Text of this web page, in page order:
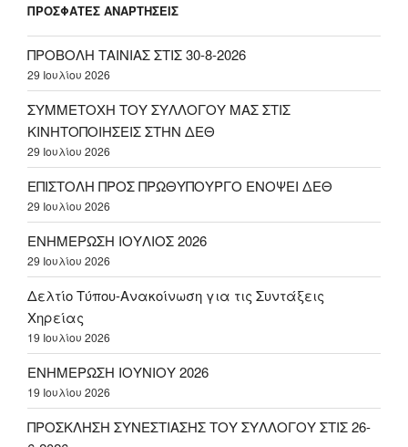
ΠΡΟΣΦΑΤΕΣ ΑΝΑΡΤΗΣΕΙΣ
ΠΡΟΒΟΛΗ ΤΑΙΝΙΑΣ ΣΤΙΣ 30-8-2026
29 Ιουλίου 2026
ΣΥΜΜΕΤΟΧΗ ΤΟΥ ΣΥΛΛΟΓΟΥ ΜΑΣ ΣΤΙΣ
ΚΙΝΗΤΟΠΟΙΗΣΕΙΣ ΣΤΗΝ ΔΕΘ
29 Ιουλίου 2026
ΕΠΙΣΤΟΛΗ ΠΡΟΣ ΠΡΩΘΥΠΟΥΡΓΟ ΕΝΟΨΕΙ ΔΕΘ
29 Ιουλίου 2026
ΕΝΗΜΕΡΩΣΗ ΙΟΥΛΙΟΣ 2026
29 Ιουλίου 2026
Δελτίο Τύπου-Ανακοίνωση για τις Συντάξεις
Χηρείας
19 Ιουλίου 2026
ΕΝΗΜΕΡΩΣΗ ΙΟΥΝΙΟΥ 2026
19 Ιουλίου 2026
ΠΡΟΣΚΛΗΣΗ ΣΥΝΕΣΤΙΑΣΗΣ ΤΟΥ ΣΥΛΛΟΓΟΥ ΣΤΙΣ 26-